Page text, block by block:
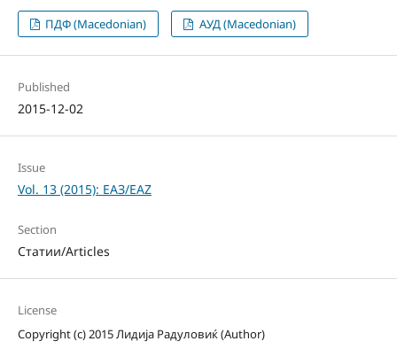
ПДФ (Macedonian) АУД (Macedonian)
Published
2015-12-02
Issue
Vol. 13 (2015): ЕАЗ/EAZ
Section
Статии/Articles
License
Copyright (c) 2015 Лидија Радуловиќ (Author)